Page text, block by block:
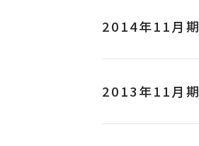
2014年11月期
2013年11月期